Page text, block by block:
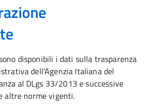
disponibili i dati sulla trasparenza
dell’Agenzia Italiana del
al DLgs 33/2013 e successive
altre norme vigenti.